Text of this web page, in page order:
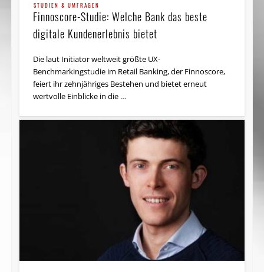
STUDIEN & UMFRAGEN
Finnoscore-Studie: Welche Bank das beste
digitale Kundenerlebnis bietet
Die laut Initiator weltweit größte UX-
Benchmarkingstudie im Retail Banking, der Finnoscore,
feiert ihr zehnjähriges Bestehen und bietet erneut
wertvolle Einblicke in die …